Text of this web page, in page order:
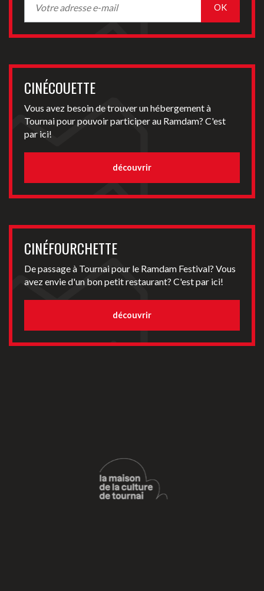
CINÉCOUETTE
Vous avez besoin de trouver un hébergement à
Tournai pour pouvoir participer au Ramdam? C'est
par ici!
découvrir
CINÉFOURCHETTE
De passage à Tournai pour le Ramdam Festival? Vous
avez envie d'un bon petit restaurant? C'est par ici!
découvrir